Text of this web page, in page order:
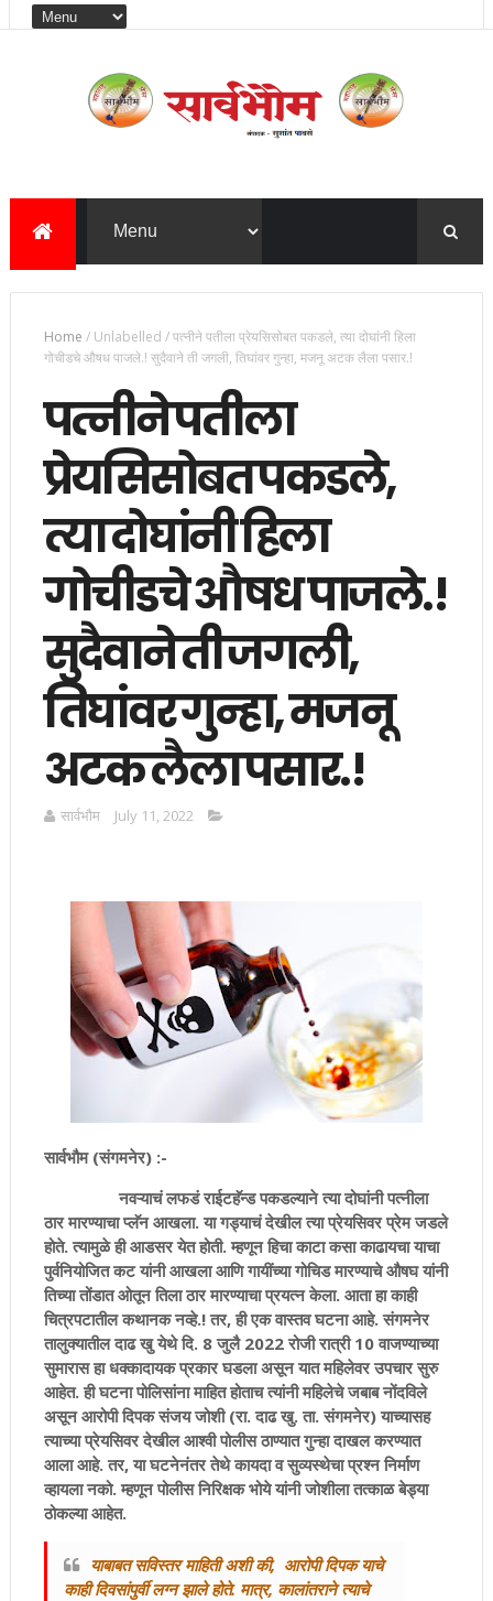
Home /Unlabelled /पत्नीने पतीला प्रेयसिसोबत पकडले, त्या दोघांनी हिला
गोचीडचे औषध पाजले.! सुदैवाने ती जगली, तिघांवर गुन्हा, मजनू अटक लैला पसार.!
पत्नीने पतीला
प्रेयसिसोबत पकडले,
त्या दोघांनी हिला
गोचीडचे औषध पाजले.!
सुदैवाने ती जगली,
तिघांवर गुन्हा, मजनू
अटक लैला पसार.!
सार्वभाैम July 11, 2022
सार्वभौम (संगमनेर) :-
नवऱ्याचं लफडं राईटहॅन्ड पकडल्याने त्या दोघांनी पत्नीला
ठार मारण्याचा प्लॅन आखला. या गड्याचं देखील त्या प्रेयसिवर प्रेम जडले
होते. त्यामुळे ही आडसर येत होती. म्हणून हिचा काटा कसा काढायचा याचा
पुर्वनियोजित कट यांनी आखला आणि गायींच्या गोचिड मारण्याचे औषघ यांनी
तिच्या तोंडात ओतून तिला ठार मारण्याचा प्रयत्न केला. आता हा काही
चित्रपटातील कथानक नव्हे.! तर, ही एक वास्तव घटना आहे. संगमनेर
तालुक्यातील दाढ खु येथे दि. 8 जुलै 2022 रोजी रात्री 10 वाजण्याच्या
सुमारास हा धक्कादायक प्रकार घडला असून यात महिलेवर उपचार सुरु
आहेत. ही घटना पोलिसांना माहित होताच त्यांनी महिलेचे जबाब नोंदविले
असून आरोपी दिपक संजय जोशी (रा. दाढ खु. ता. संगमनेर) याच्यासह
त्याच्या प्रेयसिवर देखील आश्वी पोलीस ठाण्यात गुन्हा दाखल करण्यात
आला आहे. तर, या घटनेनंतर तेथे कायदा व सुव्यस्थेचा प्रश्न निर्माण
व्हायला नको. म्हणून पोलीस निरिक्षक भोये यांनी जोशीला तत्काळ बेड्या
ठोकल्या आहेत.
याबाबत सविस्तर माहिती अशी की, आरोपी दिपक याचे
काही दिवसांपुर्वी लग्न झाले होते. मात्र, कालांतराने त्याचे